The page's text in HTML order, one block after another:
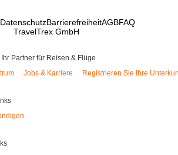
DatenschutzBarrierefreiheitAGBFAQ
TravelTrex GmbH